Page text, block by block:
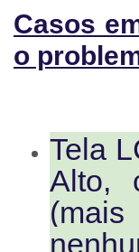
Casos
o
Tela
Alto,